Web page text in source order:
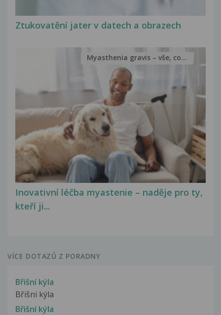
Ztukovatění jater v datech a obrazech
Inovativní léčba myastenie – naděje pro ty,
kteří ji...
Myasthenia gravis – vše, co...
VÍCE DOTAZŮ Z PORADNY
Břišní kýla
Břišni kýla
Břišní kýla